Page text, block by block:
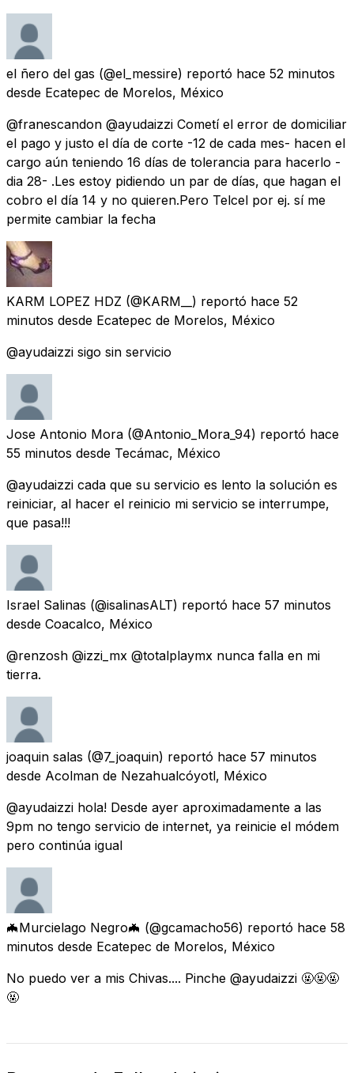
el ñero del gas (@el_messire) reportó hace 52 minutos
desde Ecatepec de Morelos, México
@franescandon @ayudaizzi Cometí el error de domiciliar
el pago y justo el día de corte -12 de cada mes- hacen el
cargo aún teniendo 16 días de tolerancia para hacerlo -
dia 28- .Les estoy pidiendo un par de días, que hagan el
cobro el día 14 y no quieren.Pero Telcel por ej. sí me
permite cambiar la fecha
KARM LOPEZ HDZ (@KARM__) reportó hace 52
minutos desde Ecatepec de Morelos, México
@ayudaizzi sigo sin servicio
Jose Antonio Mora (@Antonio_Mora_94) reportó hace
55 minutos desde Tecámac, México
@ayudaizzi cada que su servicio es lento la solución es
reiniciar, al hacer el reinicio mi servicio se interrumpe,
que pasa!!!
Israel Salinas (@isalinasALT) reportó hace 57 minutos
desde Coacalco, México
@renzosh @izzi_mx @totalplaymx nunca falla en mi
tierra.
joaquin salas (@7_joaquin) reportó hace 57 minutos
desde Acolman de Nezahualcóyotl, México
@ayudaizzi hola! Desde ayer aproximadamente a las
9pm no tengo servicio de internet, ya reinicie el módem
pero continúa igual
🦇Murcielago Negro🦇 (@gcamacho56) reportó hace 58
minutos desde Ecatepec de Morelos, México
No puedo ver a mis Chivas.... Pinche @ayudaizzi 🤬🤬🤬
🤬